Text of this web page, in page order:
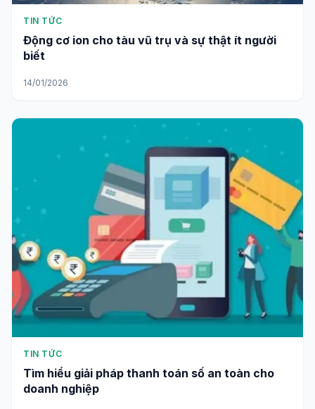
TIN TỨC
Động cơ ion cho tàu vũ trụ và sự thật ít người
biết
14/01/2026
TIN TỨC
Tìm hiểu giải pháp thanh toán số an toàn cho
doanh nghiệp